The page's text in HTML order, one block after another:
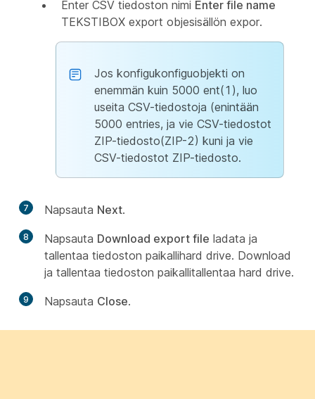
Enter CSV tiedoston nimi Enter file name
TEKSTIBOX export objesisällön expor.
Jos konfigukonfiguobjekti on
enemmän kuin 5000 ent(1), luo
useita CSV-tiedostoja (enintään
5000 entries, ja vie CSV-tiedostot
ZIP-tiedosto(ZIP-2) kuni ja vie
CSV-tiedostot ZIP-tiedosto.
7 Napsauta Next.
8 Napsauta Download export file ladata ja
tallentaa tiedoston paikallihard drive. Download
ja tallentaa tiedoston paikallitallentaa hard drive.
9 Napsauta Close.